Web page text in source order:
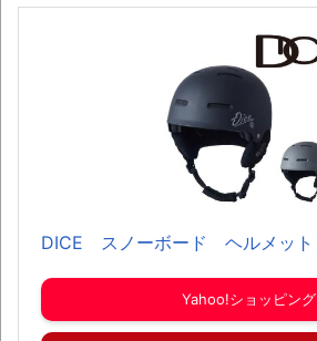
DICE スノーボード ヘルメット
Yahoo!ショッピング